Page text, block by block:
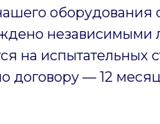
оборудования
независимыми
на испытательных
договору — 12